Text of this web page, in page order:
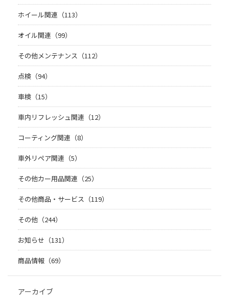
ホイール関連（113）
オイル関連（99）
その他メンテナンス（112）
点検（94）
車検（15）
車内リフレッシュ関連（12）
コーティング関連（8）
車外リペア関連（5）
その他カー用品関連（25）
その他商品・サービス（119）
その他（244）
お知らせ（131）
商品情報（69）
アーカイブ